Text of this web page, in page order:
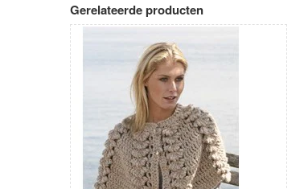
Gerelateerde producten